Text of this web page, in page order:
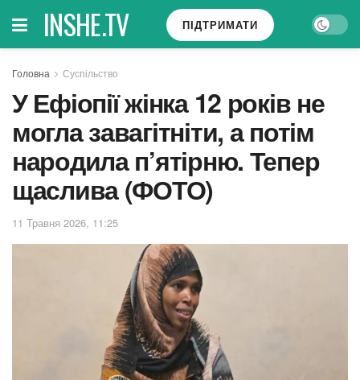
INSHE.TV ПІДТРИМАТИ
Головна Суспільство
У Ефіопії жінка 12 років не
могла завагітніти, а потім
народила п’ятірню. Тепер
щаслива (ФОТО)
11 Травня 2026, 11:25